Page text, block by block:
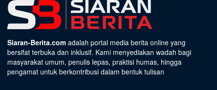
Siaran-Berita.com adalah portal media berita online yang
bersifat terbuka dan inklusif. Kami menyediakan wadah bagi
masyarakat umum, penulis lepas, praktisi humas, hingga
pengamat untuk berkontribusi dalam bentuk tulisan